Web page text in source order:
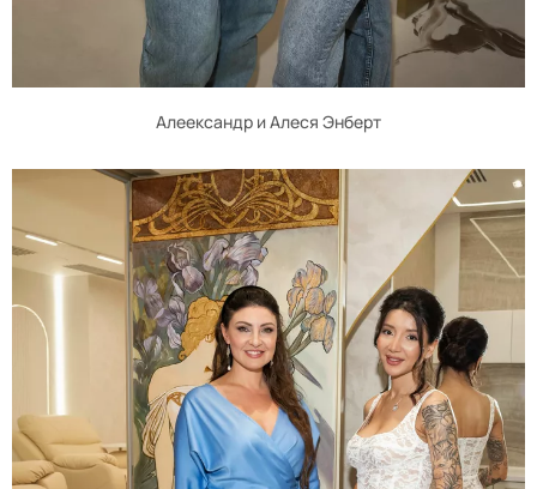
Алеександр и Алеся Энберт